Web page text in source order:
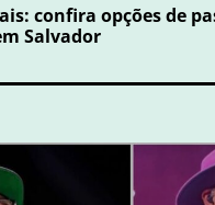
confira opções de
Salvador